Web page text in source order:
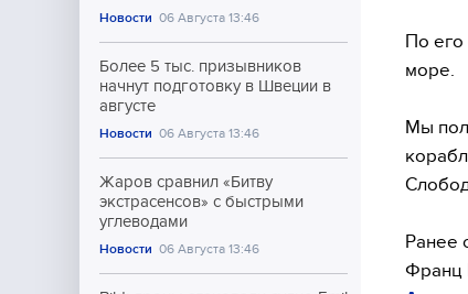
Новости 06 Августа 13:46
Более 5 тыс. призывников
начнут подготовку в Швеции в
августе
Новости 06 Августа 13:46
Жаров сравнил «Битву
экстрасенсов» с быстрыми
углеводами
Новости 06 Августа 13:46
По его
море.
Мы
Ранее
Франц